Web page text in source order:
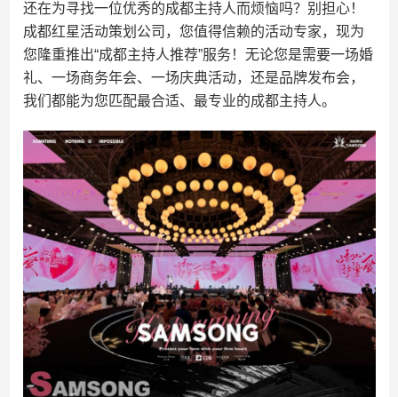
还在为寻找一位优秀的成都主持人而烦恼吗？别担心！
成都红星活动策划公司，您值得信赖的活动专家，现为
您隆重推出“成都主持人推荐”服务！无论您是需要一场婚
礼、一场商务年会、一场庆典活动，还是品牌发布会，
我们都能为您匹配最合适、最专业的成都主持人。